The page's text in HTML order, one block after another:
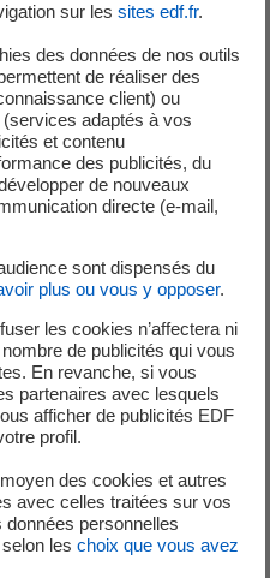
en charge de la
Directrice Marketing
en 2007. Depuis
Particuliers d’EDF
au service de près de
engagé la
la relation clients
positionnant le
maison connectée à
mode start-up Sowee et
Elle assurait la
dont Sowee, Cham,
sur les sites edf.fr.
des données de nos outils
de réaliser des
client) ou
adaptés à vos
et contenu
des publicités, du
de nouveaux
directe (e-mail,
sont dispensés du
plus ou vous y opposer.
les cookies n’affectera ni
de publicités qui vous
En revanche, si vous
partenaires avec lesquels
afficher de publicités EDF
profil.
des cookies et autres
avec celles traitées sur vos
personnelles
les choix que vous avez